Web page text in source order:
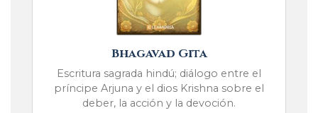
Bhagavad Gita
Escritura sagrada hindú; diálogo entre el
príncipe Arjuna y el dios Krishna sobre el
deber, la acción y la devoción.